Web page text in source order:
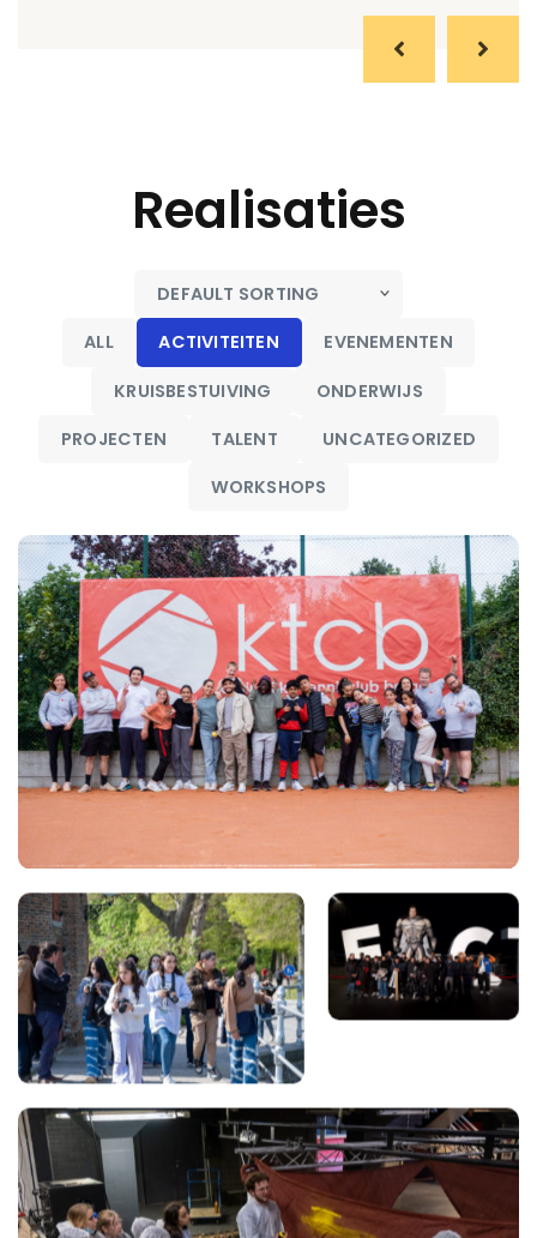
Realisaties
ALL ACTIVITEITEN EVENEMENTEN
KRUISBESTUIVING ONDERWIJS
PROJECTEN TALENT UNCATEGORIZED
WORKSHOPS
Views